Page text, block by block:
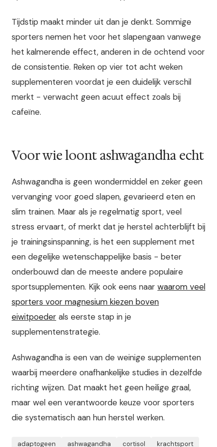
Tijdstip maakt minder uit dan je denkt. Sommige
sporters nemen het voor het slapengaan vanwege
het kalmerende effect, anderen in de ochtend voor
de consistentie. Reken op vier tot acht weken
supplementeren voordat je een duidelijk verschil
merkt - verwacht geen acuut effect zoals bij
cafeïne.
Voor wie loont ashwagandha echt
Ashwagandha is geen wondermiddel en zeker geen
vervanging voor goed slapen, gevarieerd eten en
slim trainen. Maar als je regelmatig sport, veel
stress ervaart, of merkt dat je herstel achterblijft bij
je trainingsinspanning, is het een supplement met
een degelijke wetenschappelijke basis - beter
onderbouwd dan de meeste andere populaire
sportsupplementen. Kijk ook eens naar waarom veel
sporters voor magnesium kiezen boven
eiwitpoeder als eerste stap in je
supplementenstrategie.
Ashwagandha is een van de weinige supplementen
waarbij meerdere onafhankelijke studies in dezelfde
richting wijzen. Dat maakt het geen heilige graal,
maar wel een verantwoorde keuze voor sporters
die systematisch aan hun herstel werken.
adaptogeen ashwagandha cortisol krachtsport